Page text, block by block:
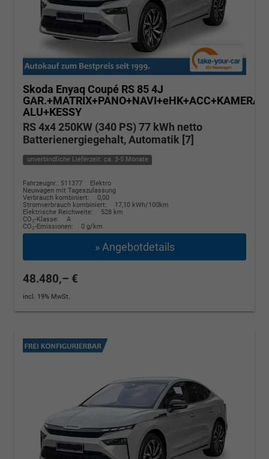
Skoda Enyaq Coupé RS 85 4J
ALU+KESSY
RS 4x4 250KW (340 PS) 77 kWh netto
Batterienergiegehalt, Automatik [7]
unverbindliche Lieferzeit: ca. 3-5 Monate
Fahrzeugnr.: 511377
Elektro
Neuwagen mit Tageszulassung
Verbrauch kombiniert:
0,00
Stromverbrauch kombiniert:
17,10 kWh/100km
Elektrische Reichweite:
528 km
CO2-Klasse:
A
CO2-Emissionen: 0 g/km
» Angebotdetails
48.480,– €
incl. 19% MwSt.